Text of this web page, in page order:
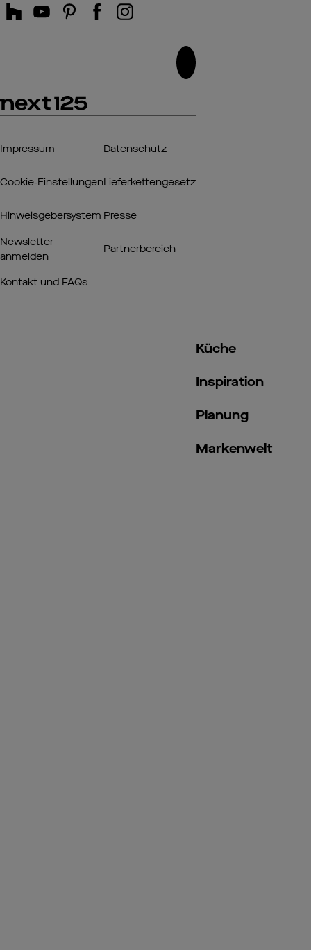
Küche
Inspiration
Planung
Markenwelt
Impressum Datenschutz
Cookie‑EinstellungenLieferkettengesetz
Hinweisgebersystem Presse
Newsletter
anmelden
Partnerbereich
Kontakt und FAQs